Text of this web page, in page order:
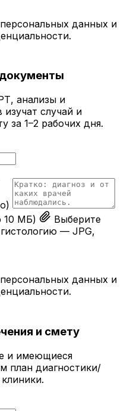
данных и
.
анализы и
случай и
за 1–2 рабочих дня.
10 МБ)
Выберите
— JPG,
данных и
.
и смету
и имеющиеся
план диагностики/